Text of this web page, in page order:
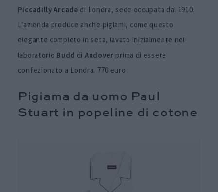
Piccadilly Arcade di Londra, sede occupata dal 1910.
L’azienda produce anche pigiami, come questo
elegante completo in seta, lavato inizialmente nel
laboratorio Budd di Andover prima di essere
confezionato a Londra. 770 euro
Pigiama da uomo Paul
Stuart in popeline di cotone